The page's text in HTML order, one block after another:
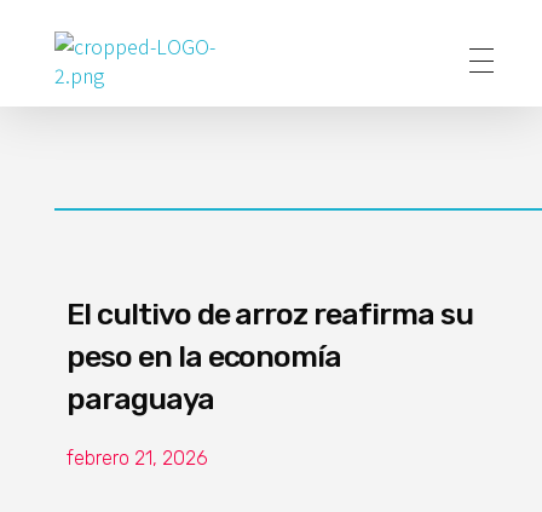
Poder Agropecuario
El cultivo de arroz reafirma su
peso en la economía
paraguaya
febrero 21, 2026